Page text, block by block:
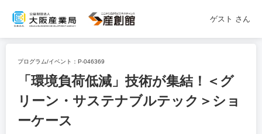
ゲスト さん
プログラム/イベント： P-046369
「環境負荷低減」技術が集結！＜グ
リーン・サステナブルテック＞ショ
ーケース